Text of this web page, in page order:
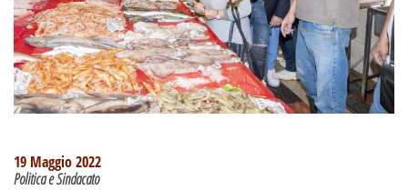
19 Maggio 2022
Politica e Sindacato